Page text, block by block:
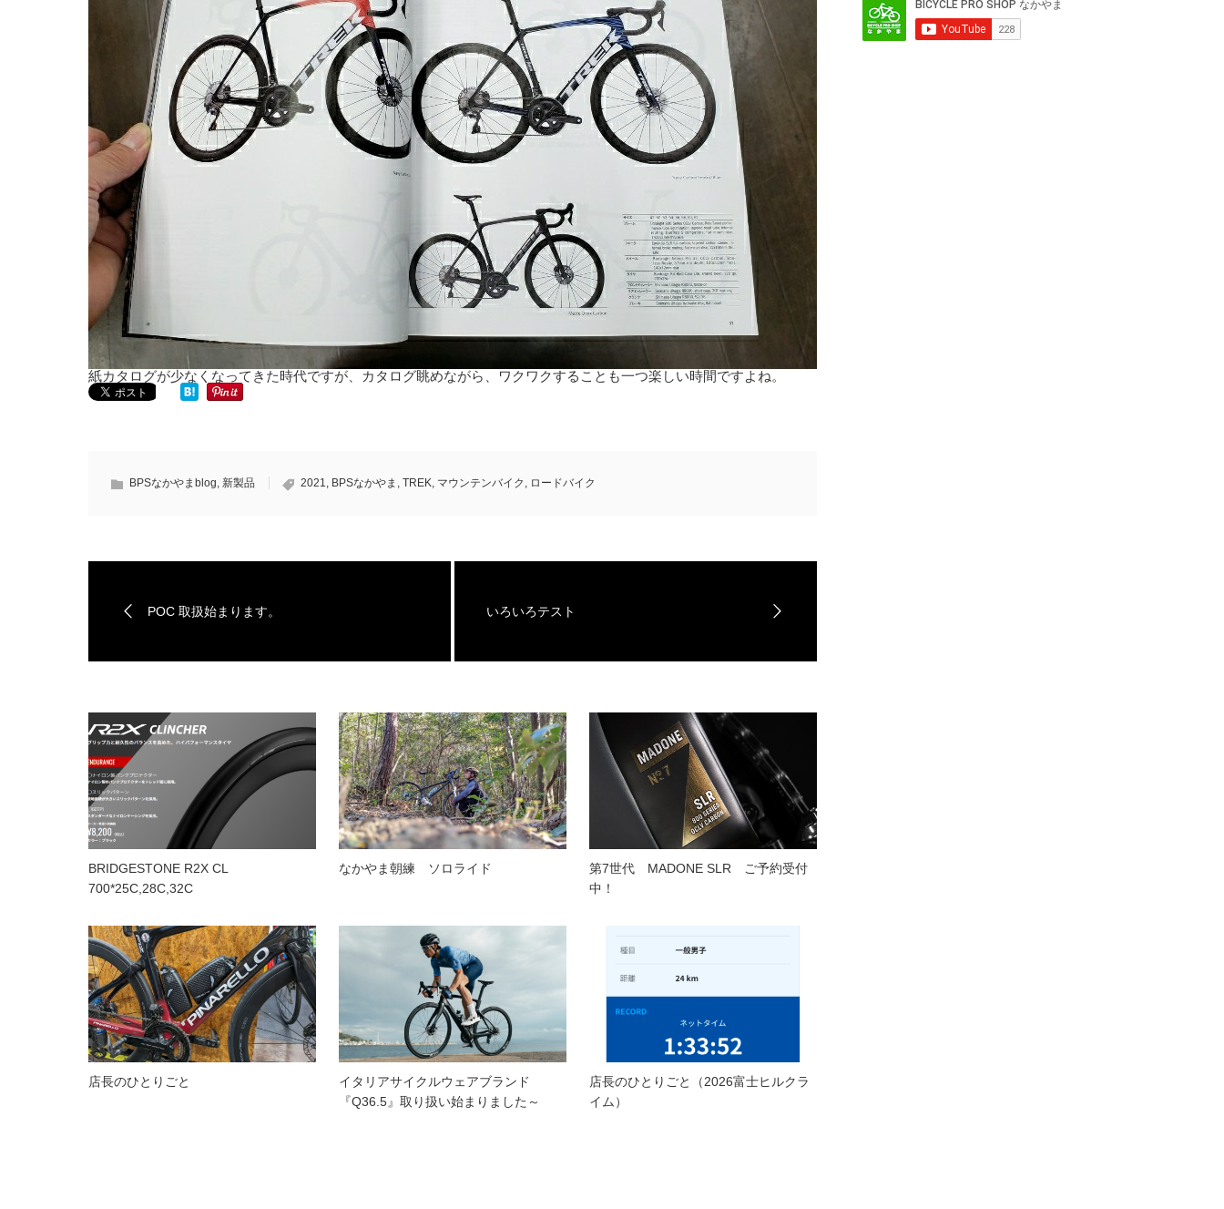
紙カタログが少なくなってきた時代ですが、カタログ眺めながら、ワクワクすることも一つ楽しい時間ですよね。
BPSなかやまblog, 新製品 2021, BPSなかやま , TREK, マウンテンバイク , ロードバイク
POC 取扱始まります。 いろいろテスト
BRIDGESTONE R2X CL
700*25C,28C,32C
なかやま朝練 ソロライド
第7世代 MADONE SLR ご予約受付
中！
店長のひとりごと
イタリアサイクルウェアブランド
『Q36.5』取り扱い始まりました～
店長のひとりごと（2026富士ヒルクラ
イム）